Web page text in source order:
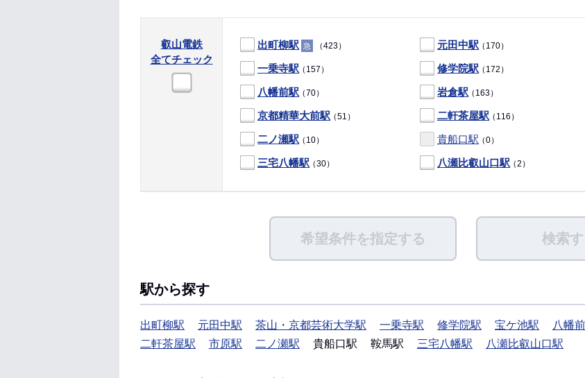
叡山電鉄
全てチェック
出町柳駅 急 （423） 元田中駅（170）
一乗寺駅（157） 修学院駅（172）
八幡前駅（70） 岩倉駅（163）
京都精華大前駅（51） 二軒茶屋駅（116）
二ノ瀬駅（10） 貴船口駅（0）
三宅八幡駅（30） 八瀬比叡山口駅（2）
希望条件を指定する 検索
駅から探す
出町柳駅 元田中駅 茶山・京都芸術大学駅 一乗寺駅 修学院駅 宝ケ池駅 八幡
二軒茶屋駅
市原駅 二ノ瀬駅 貴船口駅 鞍馬駅 三宅八幡駅 八瀬比叡山口駅